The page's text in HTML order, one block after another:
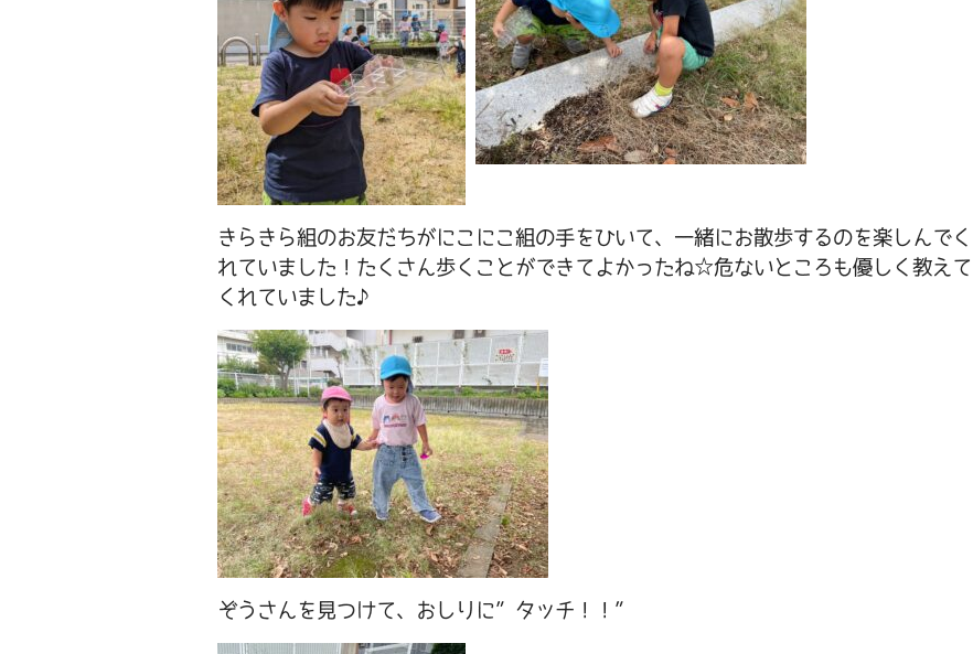
きらきら組のお友だちがにこにこ組の手をひいて、一緒にお散歩するのを楽しんでく
れていました！たくさん歩くことができてよかったね☆危ないところも優しく教えて
くれていました♪
ぞうさんを見つけて、おしりに”タッチ！！”